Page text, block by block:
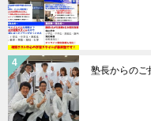
塾長からのご